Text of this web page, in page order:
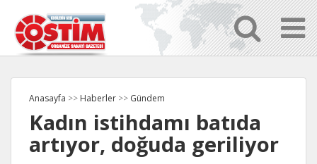
Anasayfa >> Haberler >> Gündem
Kadın istihdamı batıda
artıyor, doğuda geriliyor